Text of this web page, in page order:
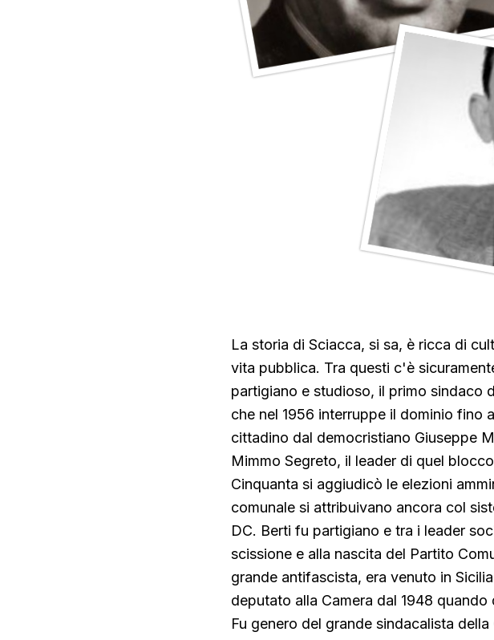
La storia di Sciacca, si sa, è ricca di
vita pubblica. Tra questi c'è
partigiano e studioso, il primo sindaco
che nel 1956 interruppe il dominio fino
cittadino dal democristiano Giuseppe
Mimmo Segreto, il leader di quel
Cinquanta si aggiudicò le elezioni
comunale si attribuivano ancora col
DC. Berti fu partigiano e tra i leader
scissione e alla nascita del Partito
grande antifascista, era venuto in
deputato alla Camera dal 1948
Fu genero del grande sindacalista